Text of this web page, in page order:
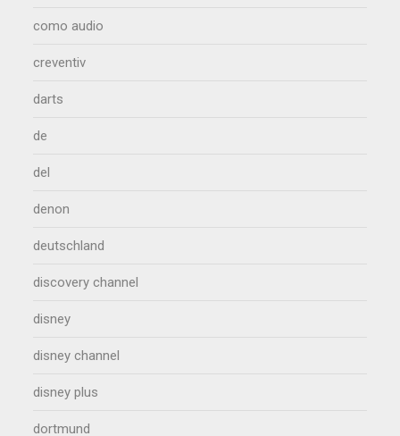
como audio
creventiv
darts
de
del
denon
deutschland
discovery channel
disney
disney channel
disney plus
dortmund